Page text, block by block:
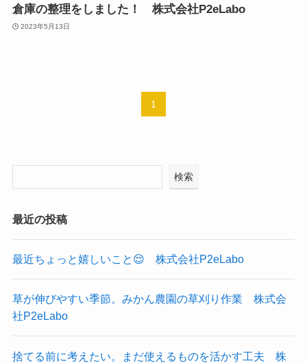
倉庫の整理をしました！ 株式会社P2eLabo
2023年5月13日
1
検索
最近の投稿
最近ちょっと嬉しいこと😌 株式会社P2eLabo
草が伸びやすい季節。みかん農園の草刈り作業 株式会
社P2eLabo
捨てる前に考えたい。まだ使えるものを活かす工夫 株